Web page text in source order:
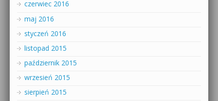
czerwiec 2016
maj 2016
styczeń 2016
listopad 2015
październik 2015
wrzesień 2015
sierpień 2015